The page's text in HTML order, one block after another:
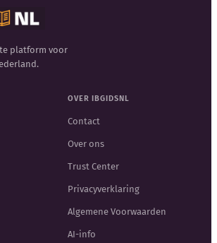
platform voor
OVER IBGIDSNL
Contact
Over ons
Trust Center
Privacyverklaring
Algemene Voorwaarden
AI-info